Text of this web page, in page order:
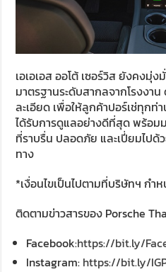
เอเอเอส ออโต้ เซอร์วิส ยังคงมุ่
มาตรฐานระดับสากลจากโรงงาน
ละเอียด เพื่อให้ลูกค้าปอร์เช่ทุกท่
ได้รับการดูแลอย่างดีที่สุด พร้อ
ที่ราบรื่น ปลอดภัย และเปี่ยมไปด้
ทาง
*เงื่อนไขเป็นไปตามที่บริษัทฯ กำ
ติดตามข่าวสารของ Porsche
Facebook:https://bit.ly/
Instagram: https://bit.ly/